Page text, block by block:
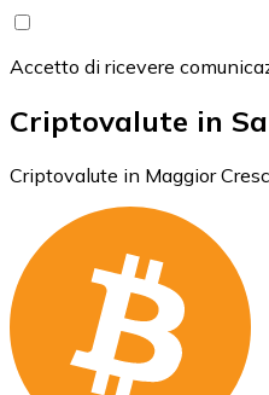
Accetto di ricevere
Criptovalute in
Criptovalute in Maggior